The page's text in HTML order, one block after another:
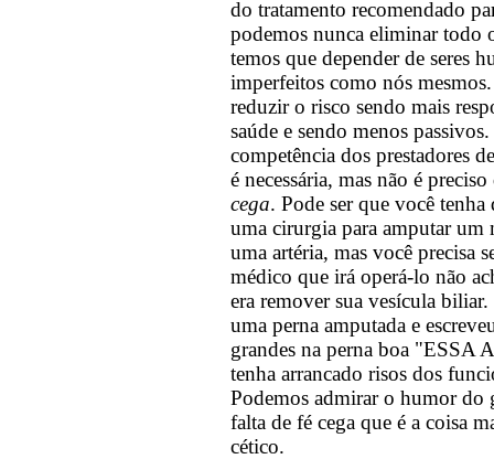
do tratamento recomendado
podemos nunca eliminar todo
temos que depender de seres
imperfeitos como nós
reduzir o risco sendo mais
saúde e sendo menos
competência dos prestadores
é necessária, mas não é
cega. Pode ser que você tenha
uma cirurgia para amputar um
uma artéria, mas você precisa
médico que irá operá-lo não
era remover sua vesícula
uma perna amputada e
grandes na perna boa "ESSA
tenha arrancado risos dos
Podemos admirar o humor do
falta de fé cega que é a coisa
cético.